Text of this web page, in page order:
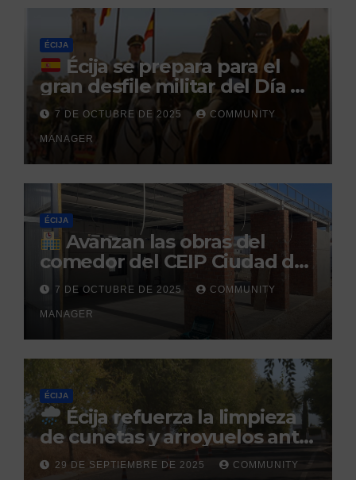
penitenciario
ÉCIJA
Écija se prepara para el
gran desfile militar del Día de
la Hispanidad organizado por
el Centro Militar de Cría
Caballar
7 DE OCTUBRE DE 2025 COMMUNITY
MANAGER
ÉCIJA
Avanzan las obras del
comedor del CEIP Ciudad del
Sol: su finalización está
prevista para finales de 2025
7 DE OCTUBRE DE 2025 COMMUNITY
MANAGER
ÉCIJA
Écija refuerza la limpieza
de cunetas y arroyuelos ante
la llegada de las lluvias
29 DE SEPTIEMBRE DE 2025 COMMUNITY